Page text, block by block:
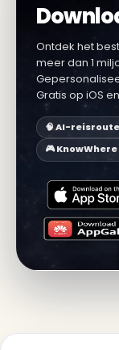
Ontdek het
meer dan 1
Gratis op iOS
🧠 AI-
🎮